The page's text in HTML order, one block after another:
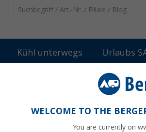
Kühl unterwegs Urlaubs
Campingbesteck Berger
für 4 Personen
WELCOME TO THE
You are currently on